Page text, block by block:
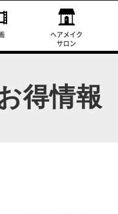
ヘアメイク
サロン
得情報